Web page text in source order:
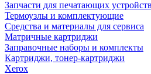
Запчасти для печатающих устройств
Термоузлы и комплектующие
Средства и материалы для сервиса
Матричные картриджи
Заправочные наборы и комплекты
Картриджи, тонер-картриджи
Xerox